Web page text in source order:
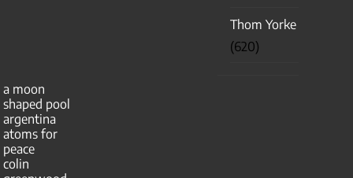
Thom Yorke
(620)
a moon
shaped pool
argentina
atoms for
peace
colin